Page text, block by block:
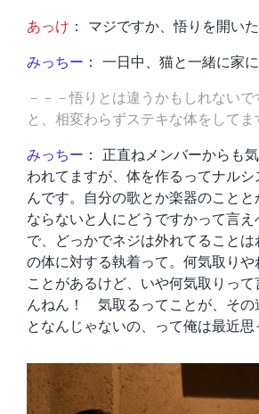
あっけ ： マジですか、悟りを開い
みっちー ： 一日中、猫と一緒に家
－－－悟りとは違うかもしれないで
と、相変わらずステキな体をしてま
みっちー ： 正直ねメンバーからも
われてますが、体を作るってナル
んです。自分の歌とか楽器のこと
ならないと人にどうですかって言
で、どっかでネジは外れてること
の体に対する執着って。何気取りや
ことがあるけど、いや何気取りっ
んねん！ 気取るってことが、その
となんじゃないの、って俺は最近思